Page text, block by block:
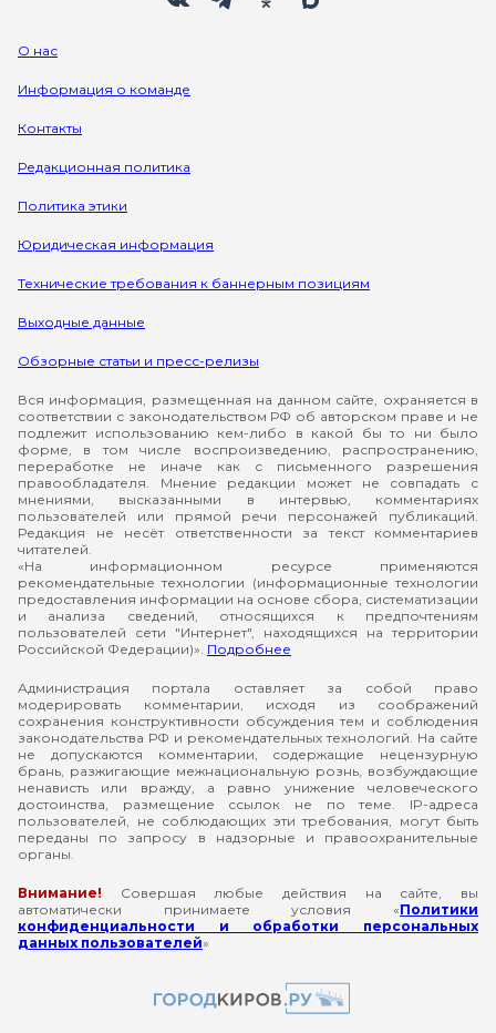
О нас
Информация о команде
Контакты
Редакционная политика
Политика этики
Юридическая информация
Технические требования к баннерным позициям
Выходные данные
Обзорные статьи и пресс-релизы
Вся информация, размещенная на данном сайте, охраняется в
соответствии с законодательством РФ об авторском праве и не
подлежит использованию кем-либо в какой бы то ни было
форме, в том числе воспроизведению, распространению,
переработке не иначе как с письменного разрешения
правообладателя. Мнение редакции может не совпадать с
мнениями, высказанными в интервью, комментариях
пользователей или прямой речи персонажей публикаций.
Редакция не несёт ответственности за текст комментариев
читателей.
«На информационном ресурсе применяются
рекомендательные технологии (информационные технологии
предоставления информации на основе сбора, систематизации
и анализа сведений, относящихся к предпочтениям
пользователей сети "Интернет", находящихся на территории
Российской Федерации)». Подробнее
Администрация портала оставляет за собой право
модерировать комментарии, исходя из соображений
сохранения конструктивности обсуждения тем и соблюдения
законодательства РФ и рекомендательных технологий. На сайте
не допускаются комментарии, содержащие нецензурную
брань, разжигающие межнациональную рознь, возбуждающие
ненависть или вражду, а равно унижение человеческого
достоинства, размещение ссылок не по теме. IP-адреса
пользователей, не соблюдающих эти требования, могут быть
переданы по запросу в надзорные и правоохранительные
органы.
Внимание! Совершая любые действия на сайте, вы
автоматически принимаете условия «Политики
конфиденциальности и обработки персональных
данных пользователей»